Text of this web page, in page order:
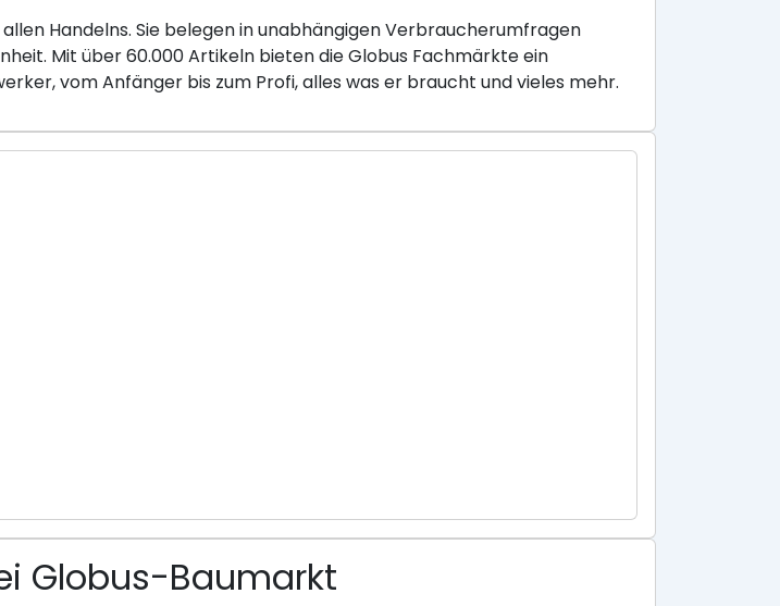
Handelns. Sie belegen in unabhängigen Verbraucherumfragen
Mit über 60.000 Artikeln bieten die Globus Fachmärkte ein
vom Anfänger bis zum Profi, alles was er braucht und vieles mehr.
Globus-Baumarkt